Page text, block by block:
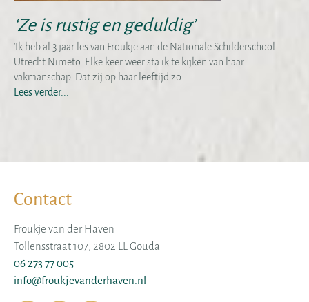
‘Ze is rustig en geduldig’
‘Ik heb al 3 jaar les van Froukje aan de Nationale Schilderschool
Utrecht Nimeto. Elke keer weer sta ik te kijken van haar
vakmanschap. Dat zij op haar leeftijd zo…
Lees verder...
Contact
Froukje van der Haven
Tollensstraat 107, 2802 LL Gouda
06 273 77 005
info@froukjevanderhaven.nl